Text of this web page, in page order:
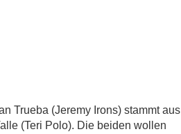
Trueba (Jeremy Irons) stammt aus
(Teri Polo). Die beiden wollen